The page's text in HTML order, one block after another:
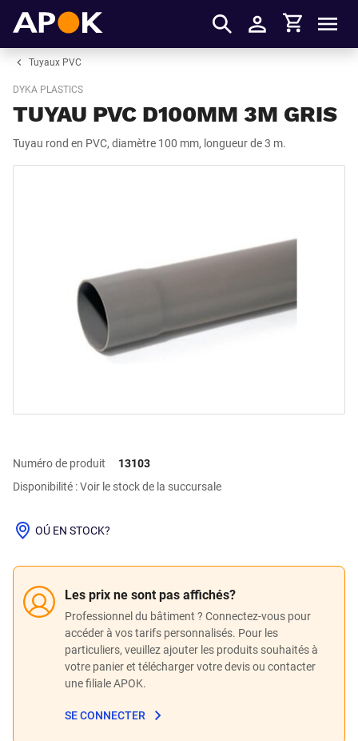
S'identifier
Panier
Tuyaux PVC
DYKA PLASTICS
TUYAU PVC D100MM 3M GRIS
Tuyau rond en PVC, diamètre 100 mm, longueur de 3 m.
Numéro de produit
13103
Disponibilité : Voir le stock de la succursale
Les prix ne sont pas affichés?
Professionnel du bâtiment ? Connectez-vous pour
accéder à vos tarifs personnalisés. Pour les
particuliers, veuillez ajouter les produits souhaités à
votre panier et télécharger votre devis ou contacter
une filiale APOK.
SE CONNECTER
OÚ EN STOCK?